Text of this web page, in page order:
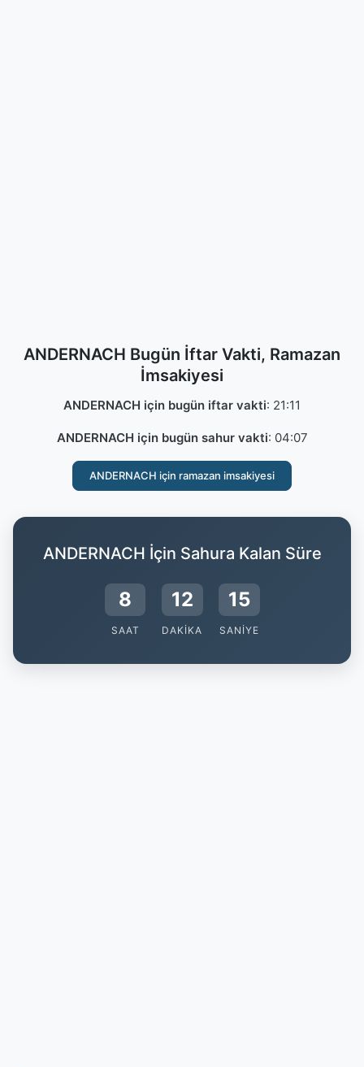
ANDERNACH Bugün İftar Vakti, Ramazan
İmsakiyesi
ANDERNACH için bugün iftar vakti: 21:11
ANDERNACH için bugün sahur vakti: 04:07
ANDERNACH için ramazan imsakiyesi
ANDERNACH İçin Sahura Kalan Süre
8
SAAT
12
DAKIKA
15
SANIYE